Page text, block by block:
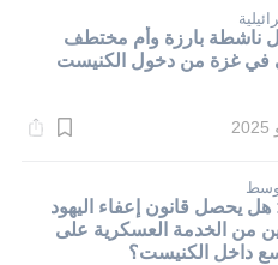
ناشطة بارزة وأم مختطف
في غزة من دخول الكنيست
هل يحصل قانون إعفاء اليهود
من الخدمة العسكرية على
داخل الكنيست؟